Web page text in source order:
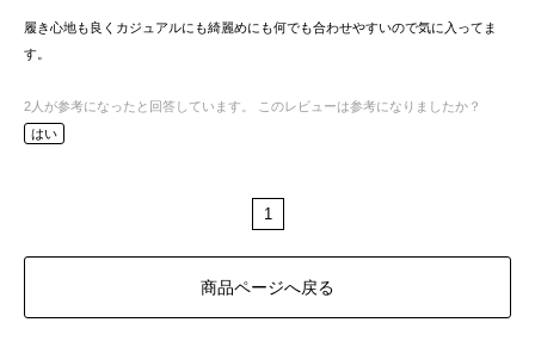
履き心地も良くカジュアルにも綺麗めにも何でも合わせやすいので気に入ってま
す。
2 人が参考になったと回答しています。
このレビューは参考になりましたか？
はい
1
商品ページへ戻る